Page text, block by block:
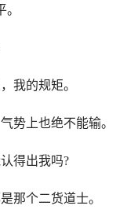
我的规矩。
势上也绝不能输。
得出我吗?
那个二货道士。